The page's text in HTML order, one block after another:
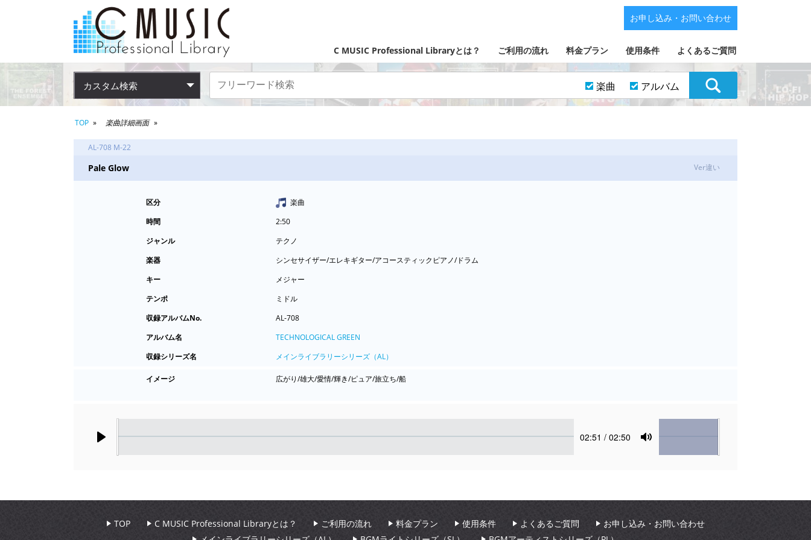
C MUSIC Professional Libraryとは？ ご利用の流れ 料金プラン 使用条件 よくあるご質問
お申し込み・お問い合わせ
カスタム検索 楽曲 アルバム
TOP 楽曲詳細画面
AL-708 M-22
Pale Glow Ver違い
区分
楽曲
時間
2:50
ジャンル
テクノ
楽器
シンセサイザー/エレキギター/アコースティックピアノ/ドラム
キー
メジャー
テンポ
ミドル
収録アルバムNo.
AL-708
アルバム名
TECHNOLOGICAL GREEN
収録シリーズ名
メインライブラリーシリーズ（AL）
イメージ 広がり/雄大/愛情/輝き/ピュア/旅立ち/船
Current
02:51 / 02:50
Mute
Volume
TOP C MUSIC Professional Libraryとは？ ご利用の流れ 料金プラン 使用条件 よくあるご質問
お申し込み・お問い合わせ